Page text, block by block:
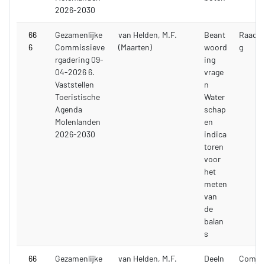
2026-2030
66
6
Gezamenlijke
Commissieve
rgadering 09-
04-2026 6.
Vaststellen
Toeristische
Agenda
Molenlanden
2026-2030
van Helden, M.F.
(Maarten)
Beant
woord
ing
vrage
n
Water
schap
en
indica
toren
voor
het
meten
van
de
balan
s
g
66
Gezamenlijke
van Helden, M.F.
Deeln